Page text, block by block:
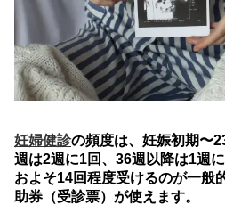
妊婦健診の頻度は、妊娠初期〜
週は2週に1回、36週以降は1週
およそ14回程度受けるのが一般
助券（受診票）が使えます。